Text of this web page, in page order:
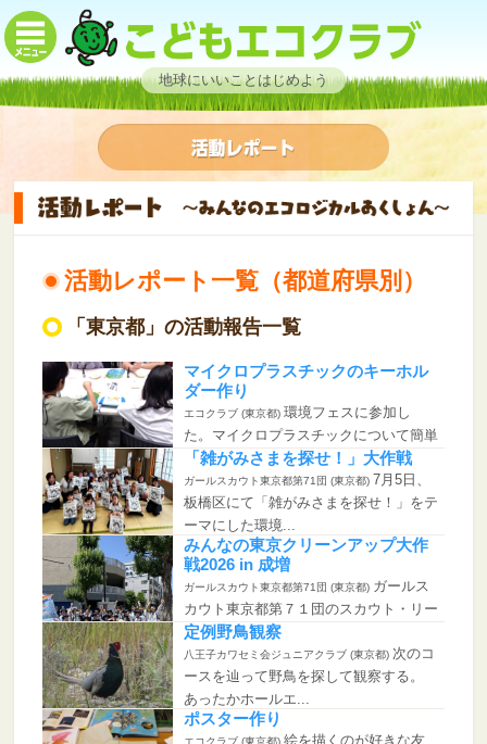
地球にいいことはじめよう
活動レポート一覧（都道府県別）
「東京都」の活動報告一覧
マイクロプラスチックのキーホル
ダー作り
エコクラブ (東京都) 環境フェスに参加し
た。マイクロプラスチックについて簡単
に学ん...
「雑がみさまを探せ！」大作戦
ガールスカウト東京都第71団 (東京都) 7月5日、
板橋区にて「雑がみさまを探せ！」をテ
ーマにした環境...
みんなの東京クリーンアップ大作
戦2026 in 成増
ガールスカウト東京都第71団 (東京都) ガールス
カウト東京都第７１団のスカウト・リー
ダー・保護者 総...
定例野鳥観察
八王子カワセミ会ジュニアクラブ (東京都) 次のコ
ースを辿って野鳥を探して観察する。
あったかホールエ...
ポスター作り
エコクラブ (東京都) 絵を描くのが好きな友